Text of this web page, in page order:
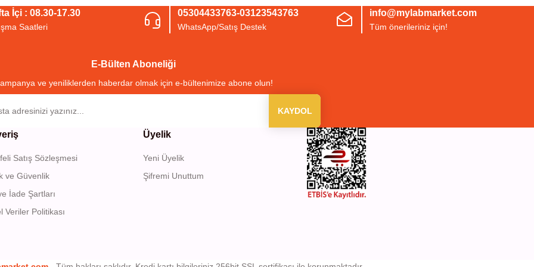
Gönder
İçi : 08.30-17.30
Saatleri
05304433763-03123543763
WhatsApp/Satış Destek
info@mylabmarket.com
Tüm önerileriniz için!
E-Bülten Aboneliği
ve yeniliklerden haberdar olmak için e-bültenimize abone olun!
KAYDOL
Satış Sözleşmesi
ve Güvenlik
İade Şartları
Veriler Politikası
Üyelik
Yeni Üyelik
Şifremi Unuttum